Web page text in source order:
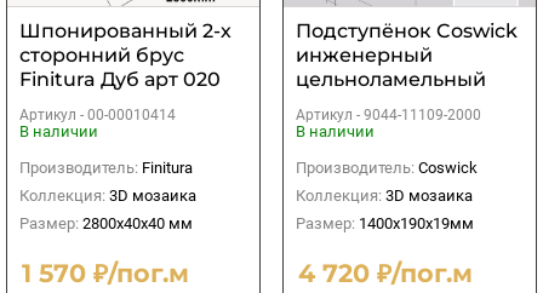
Шпонированный 2-х
сторонний брус
Finitura Дуб арт 020
Артикул - 00-00010414
В наличии
Производитель: Finitura
Коллекция: 3D мозаика
Размер: 2800х40х40 мм
1 570 ₽/пог.м
Подступёнок Coswick
инженерный
цельноламельный
1400х190х19мм
Артикул - 9044-11109-2000
В наличии
Производитель: Coswick
Коллекция: 3D мозаика
Размер: 1400х190х19мм
4 720 ₽/пог.м